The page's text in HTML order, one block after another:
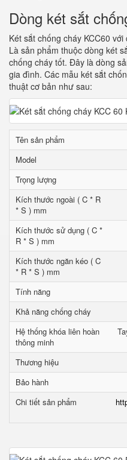
Dòng két sắt
Két sắt chống cháy KCC60
Là sản phẩm thuộc dòng két
chống cháy tốt. Đây là dòng
gia đình. Các mẫu két sắt
thuật cơ bản như sau:
Tên sản phẩm
Model
Trọng lượng
Kích thước ngoài ( C * R
* S ) mm
Kích thước sử dụng ( C *
R * S ) mm
Kích thước ngăn kéo ( C
* R * S ) mm
Tính năng
Khả năng chống cháy
Hệ thống khóa liên hoàn
thông minh
Thương hiệu
Bảo hành
Chi tiết sản phẩm